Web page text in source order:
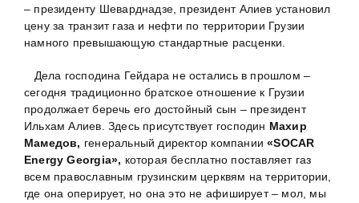
– президенту Шеварднадзе, президент Алиев установил
цену за транзит газа и нефти по территории Грузии
намного превышающую стандартные расценки.
Дела господина Гейдара не остались в прошлом –
сегодня традиционно братское отношение к Грузии
продолжает беречь его достойный сын – президент
Ильхам Алиев. Здесь присутствует господин Махир
Мамедов, генеральный директор компании«SOCAR
Energy Georgia», которая бесплатно поставляет газ
всем православным грузинским церквям на территории,
где она оперирует, но она это не афиширует – мол, мы